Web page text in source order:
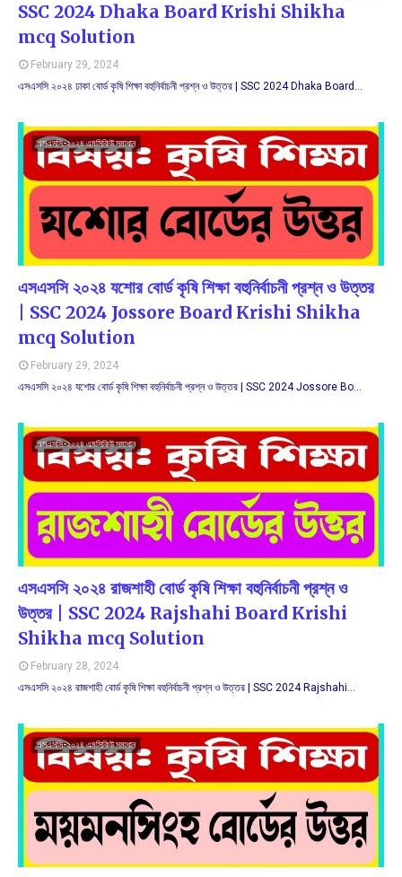
SSC 2024 Dhaka Board Krishi Shikha
mcq Solution
February 29, 2024
এসএসসি ২০২৪ ঢাকা বোর্ড কৃষি শিক্ষা বহুনির্বাচনী প্রশ্ন ও উত্তর | SSC 2024 Dhaka Board…
এসএসসি-২০২৪ এমসিকিউ সমাধান
এসএসসি ২০২৪ যশোর বোর্ড কৃষি শিক্ষা বহুনির্বাচনী প্রশ্ন ও উত্তর
| SSC 2024 Jossore Board Krishi Shikha
mcq Solution
February 29, 2024
এসএসসি ২০২৪ যশোর বোর্ড কৃষি শিক্ষা বহুনির্বাচনী প্রশ্ন ও উত্তর | SSC 2024 Jossore Bo…
এসএসসি-২০২৪ এমসিকিউ সমাধান
এসএসসি ২০২৪ রাজশাহী বোর্ড কৃষি শিক্ষা বহুনির্বাচনী প্রশ্ন ও
উত্তর | SSC 2024 Rajshahi Board Krishi
Shikha mcq Solution
February 28, 2024
এসএসসি ২০২৪ রাজশাহী বোর্ড কৃষি শিক্ষা বহুনির্বাচনী প্রশ্ন ও উত্তর | SSC 2024 Rajshahi…
এসএসসি-২০২৪ এমসিকিউ সমাধান